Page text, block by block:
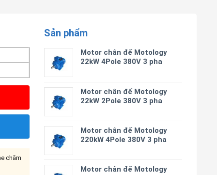
Sản phẩm
Motor chân đế Motology
22kW 4Pole 380V 3 pha
Motor chân đế Motology
22kW 2Pole 380V 3 pha
Motor chân đế Motology
220kW 4Pole 380V 3 pha
Motor chân đế Motology
chăm